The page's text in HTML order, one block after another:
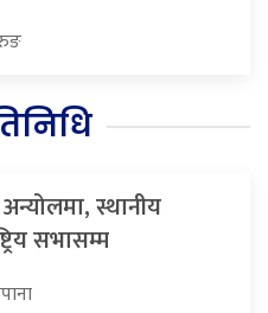
स्थानीय
सभासम्म